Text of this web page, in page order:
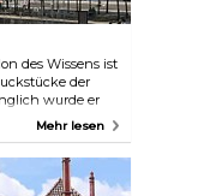
des Wissens ist
der
wurde er
zu
vor allem an
Mehr lesen